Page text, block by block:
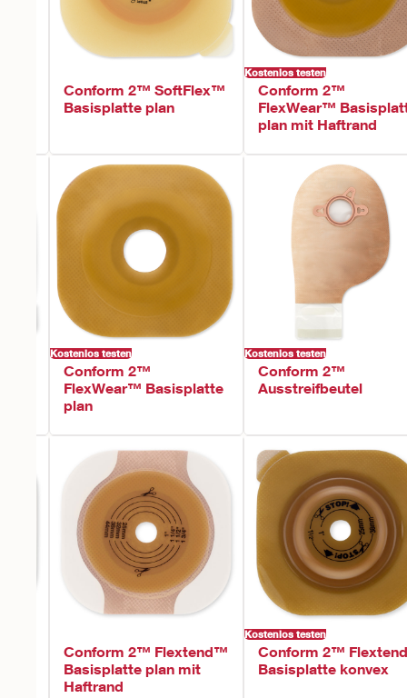
Conform 2™ SoftFlex™
Basisplatte plan
Kostenlos testen
Conform 2™
FlexWear™
plan mit Haftrand
Kostenlos testen
Conform 2™
FlexWear™ Basisplatte
plan
Kostenlos testen
Conform 2™
Ausstreifbeutel
Conform 2™ Flextend™
Basisplatte plan mit
Haftrand
Kostenlos testen
Conform 2™
Basisplatte konvex